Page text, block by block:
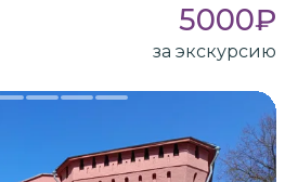
5000₽
за экскурсию